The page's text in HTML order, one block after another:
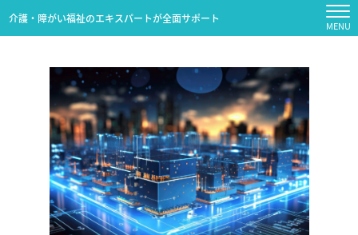
介護・障がい福祉のエキスパートが全面サポート